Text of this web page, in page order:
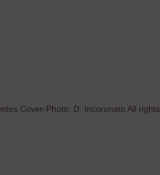
Cover-Photo: D. Incoronato All rights